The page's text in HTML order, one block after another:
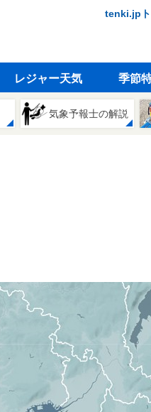
tenki.jp
レジャー天気 季節
気象予報士の解説